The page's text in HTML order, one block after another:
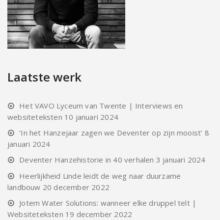
Laatste werk
Het VAVO Lyceum van Twente | Interviews en
websiteteksten 10 januari 2024
‘In het Hanzejaar zagen we Deventer op zijn mooist’ 8
januari 2024
Deventer Hanzehistorie in 40 verhalen 3 januari 2024
Heerlijkheid Linde leidt de weg naar duurzame
landbouw 20 december 2022
Jotem Water Solutions: wanneer elke druppel telt |
Websiteteksten 19 december 2022